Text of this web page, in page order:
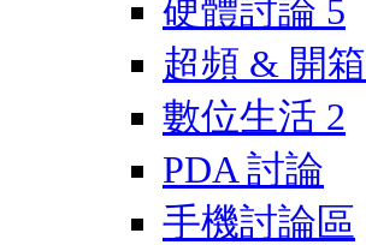
硬體討論 5
超頻 & 開箱
數位生活 2
PDA 討論
手機討論區